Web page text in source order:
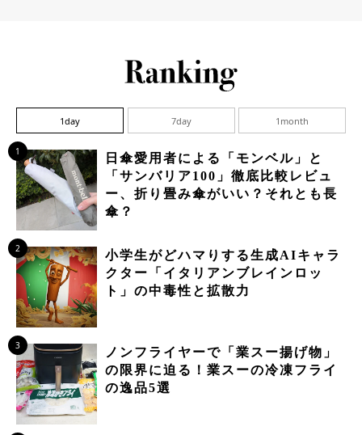
1day 7day 1month
1
日傘愛用者による「モンベル」と
「サンバリア100」徹底比較レビュ
ー、折り畳み傘がいい？それとも長
傘？
2
小学生がどハマりする生成AIキャラ
クター「イタリアンブレインロッ
ト」の中毒性と拡散力
3
ノンフライヤーで「業スー揚げ物」
の限界に迫る！業スーの冷凍フライ
の逸品5選